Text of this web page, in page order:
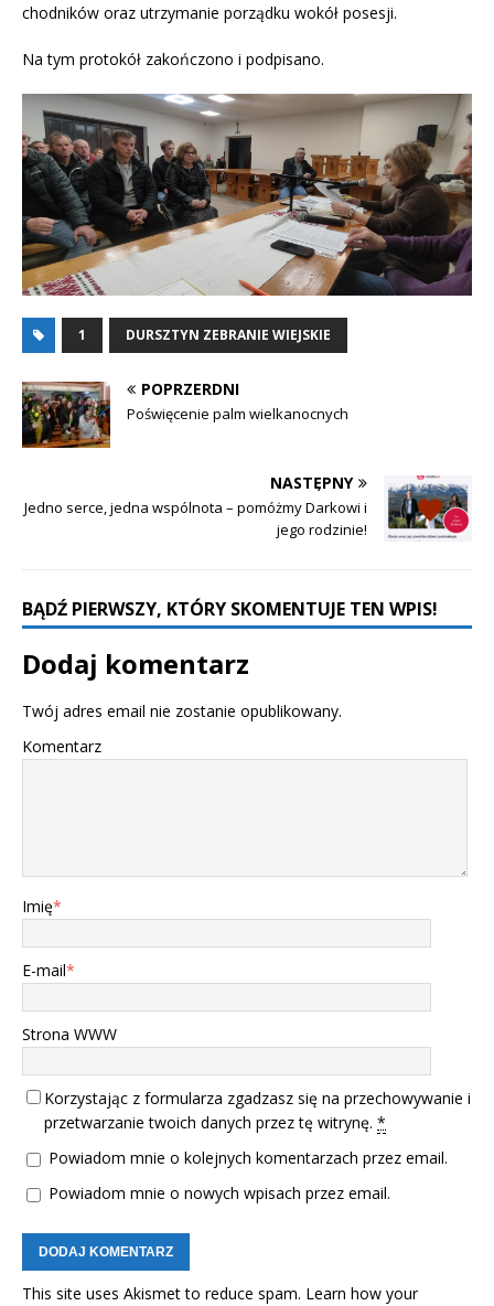
chodników oraz utrzymanie porządku wokół posesji.
Na tym protokół zakończono i podpisano.
1 DURSZTYN ZEBRANIE WIEJSKIE
POPRZERDNI
Poświęcenie palm wielkanocnych
NASTĘPNY
Jedno serce, jedna wspólnota – pomóżmy Darkowi i
jego rodzinie!
BĄDŹ PIERWSZY, KTÓRY SKOMENTUJE TEN WPIS!
Dodaj komentarz
Twój adres email nie zostanie opublikowany.
Komentarz
Imię*
E-mail*
Strona WWW
Korzystając z formularza zgadzasz się na przechowywanie i
przetwarzanie twoich danych przez tę witrynę. *
Powiadom mnie o kolejnych komentarzach przez email.
Powiadom mnie o nowych wpisach przez email.
This site uses Akismet to reduce spam. Learn how your